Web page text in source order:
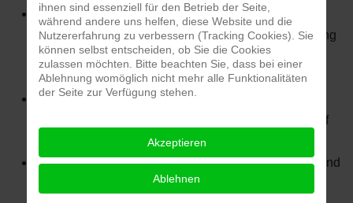
Es wäre also wünschenswert, wenn Fotostudios
vermehrt ihre Fotografenbilder an uns zur Bearbeitung
weiterleiten. Häufig geschieht das erst zu einem
späteren Zeitpunkt über den Endkunden.
Es ist wirtschaftlich sinnvoll, dem Endkunden diese
zusätzliche Arbeit abzunehmen, um sich als Fotograf
selbst um solche Dinge zu kümmern.
Für die zusätzliche Dienstleistung des Freistellens und
der erweiterten Bildbearbeitung kann dann vom
ihnen sind essenziell für den Betrieb der Seite,
während andere uns helfen, diese Website und die
Nutzererfahrung zu verbessern (Tracking Cookies). Sie
können selbst entscheiden, ob Sie die Cookies
zulassen möchten. Bitte beachten Sie, dass bei einer
Ablehnung womöglich nicht mehr alle Funktionalitäten
der Seite zur Verfügung stehen.
Akzeptieren
Ablehnen